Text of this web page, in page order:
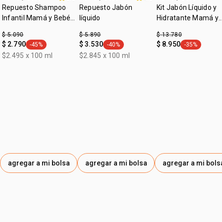
Repuesto Shampoo
Infantil Mamá y Bebé
$ 5.090
$ 2.790 general.tag -45%
-45%
$2.495 x 100 ml
agregar a mi bolsa
Repuesto Jabón
líquido
$ 5.890
$ 3.530 general.tag -40%
-40%
$2.845 x 100 ml
agregar a mi bolsa
Kit Jabón Líquido y
Hidratante Mamá y
$ 13.780
$ 8.950 general.tag -
-35%
agregar a mi